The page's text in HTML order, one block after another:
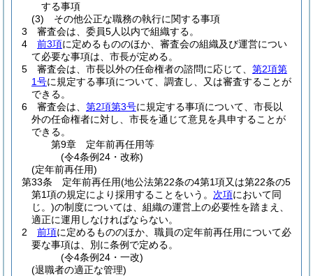
する事項
(3)
その他公正な職務の執行に関する事項
3
審査会は、委員5人以内で組織する。
4
前3項に定めるもののほか、審査会の組織及び運営につい
て必要な事項は、市長が定める。
5
審査会は、市長以外の任命権者の諮問に応じて、 第2項第
1号に規定する事項について、調査し、又は審査することが
できる。
6
審査会は、 第2項第3号に規定する事項について、市長以
外の任命権者に対し、市長を通じて意見を具申することが
できる。
第9章
定年前再任用等
(令4条例24・改称)
(定年前再任用)
第33条
定年前再任用(地公法第22条の4第1項又は第22条の5
第1項の規定により採用することをいう。 次項において同
じ。)の制度については、組織の運営上の必要性を踏まえ、
適正に運用しなければならない。
2
前項に定めるもののほか、職員の定年前再任用について必
要な事項は、別に条例で定める。
(令4条例24・一改)
(退職者の適正な管理)